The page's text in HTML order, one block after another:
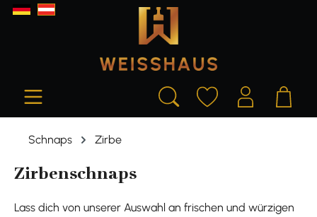
springen
Schnaps Zirbe
Zirbenschnaps
Lass dich von unserer Auswahl an frischen und würzigen